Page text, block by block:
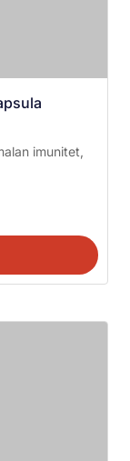
imunitet,